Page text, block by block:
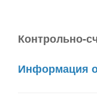
Контрольно-
Информация